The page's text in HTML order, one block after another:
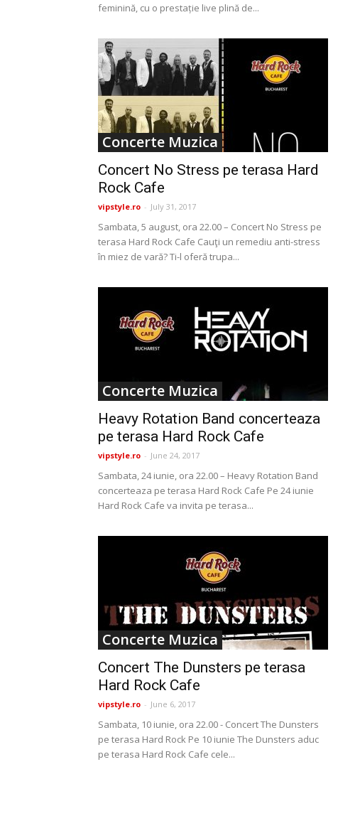
feminină, cu o prestație live plină de...
Concerte Muzica
Concert No Stress pe terasa Hard
Rock Cafe
vipstyle.ro - July 31, 2017
Sambata, 5 august, ora 22.00 – Concert No Stress pe
terasa Hard Rock Cafe Cauţi un remediu anti-stress
în miez de vară? Ti-l oferă trupa...
Concerte Muzica
Heavy Rotation Band concerteaza
pe terasa Hard Rock Cafe
vipstyle.ro - June 24, 2017
Sambata, 24 iunie, ora 22.00 – Heavy Rotation Band
concerteaza pe terasa Hard Rock Cafe Pe 24 iunie
Hard Rock Cafe va invita pe terasa...
Concerte Muzica
Concert The Dunsters pe terasa
Hard Rock Cafe
vipstyle.ro - June 6, 2017
Sambata, 10 iunie, ora 22.00 - Concert The Dunsters
pe terasa Hard Rock Pe 10 iunie The Dunsters aduc
pe terasa Hard Rock Cafe cele...